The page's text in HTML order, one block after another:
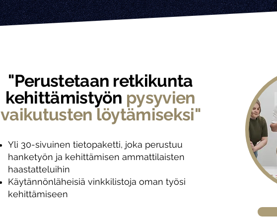
"Perustetaan retkikunta
kehittämistyön pysyvien
vaikutusten löytämiseksi"
Yli 30-sivuinen tietopaketti, joka perustuu
hanketyön ja kehittämisen ammattilaisten
haastatteluihin
Käytännönläheisiä vinkkilistoja oman työsi
kehittämiseen